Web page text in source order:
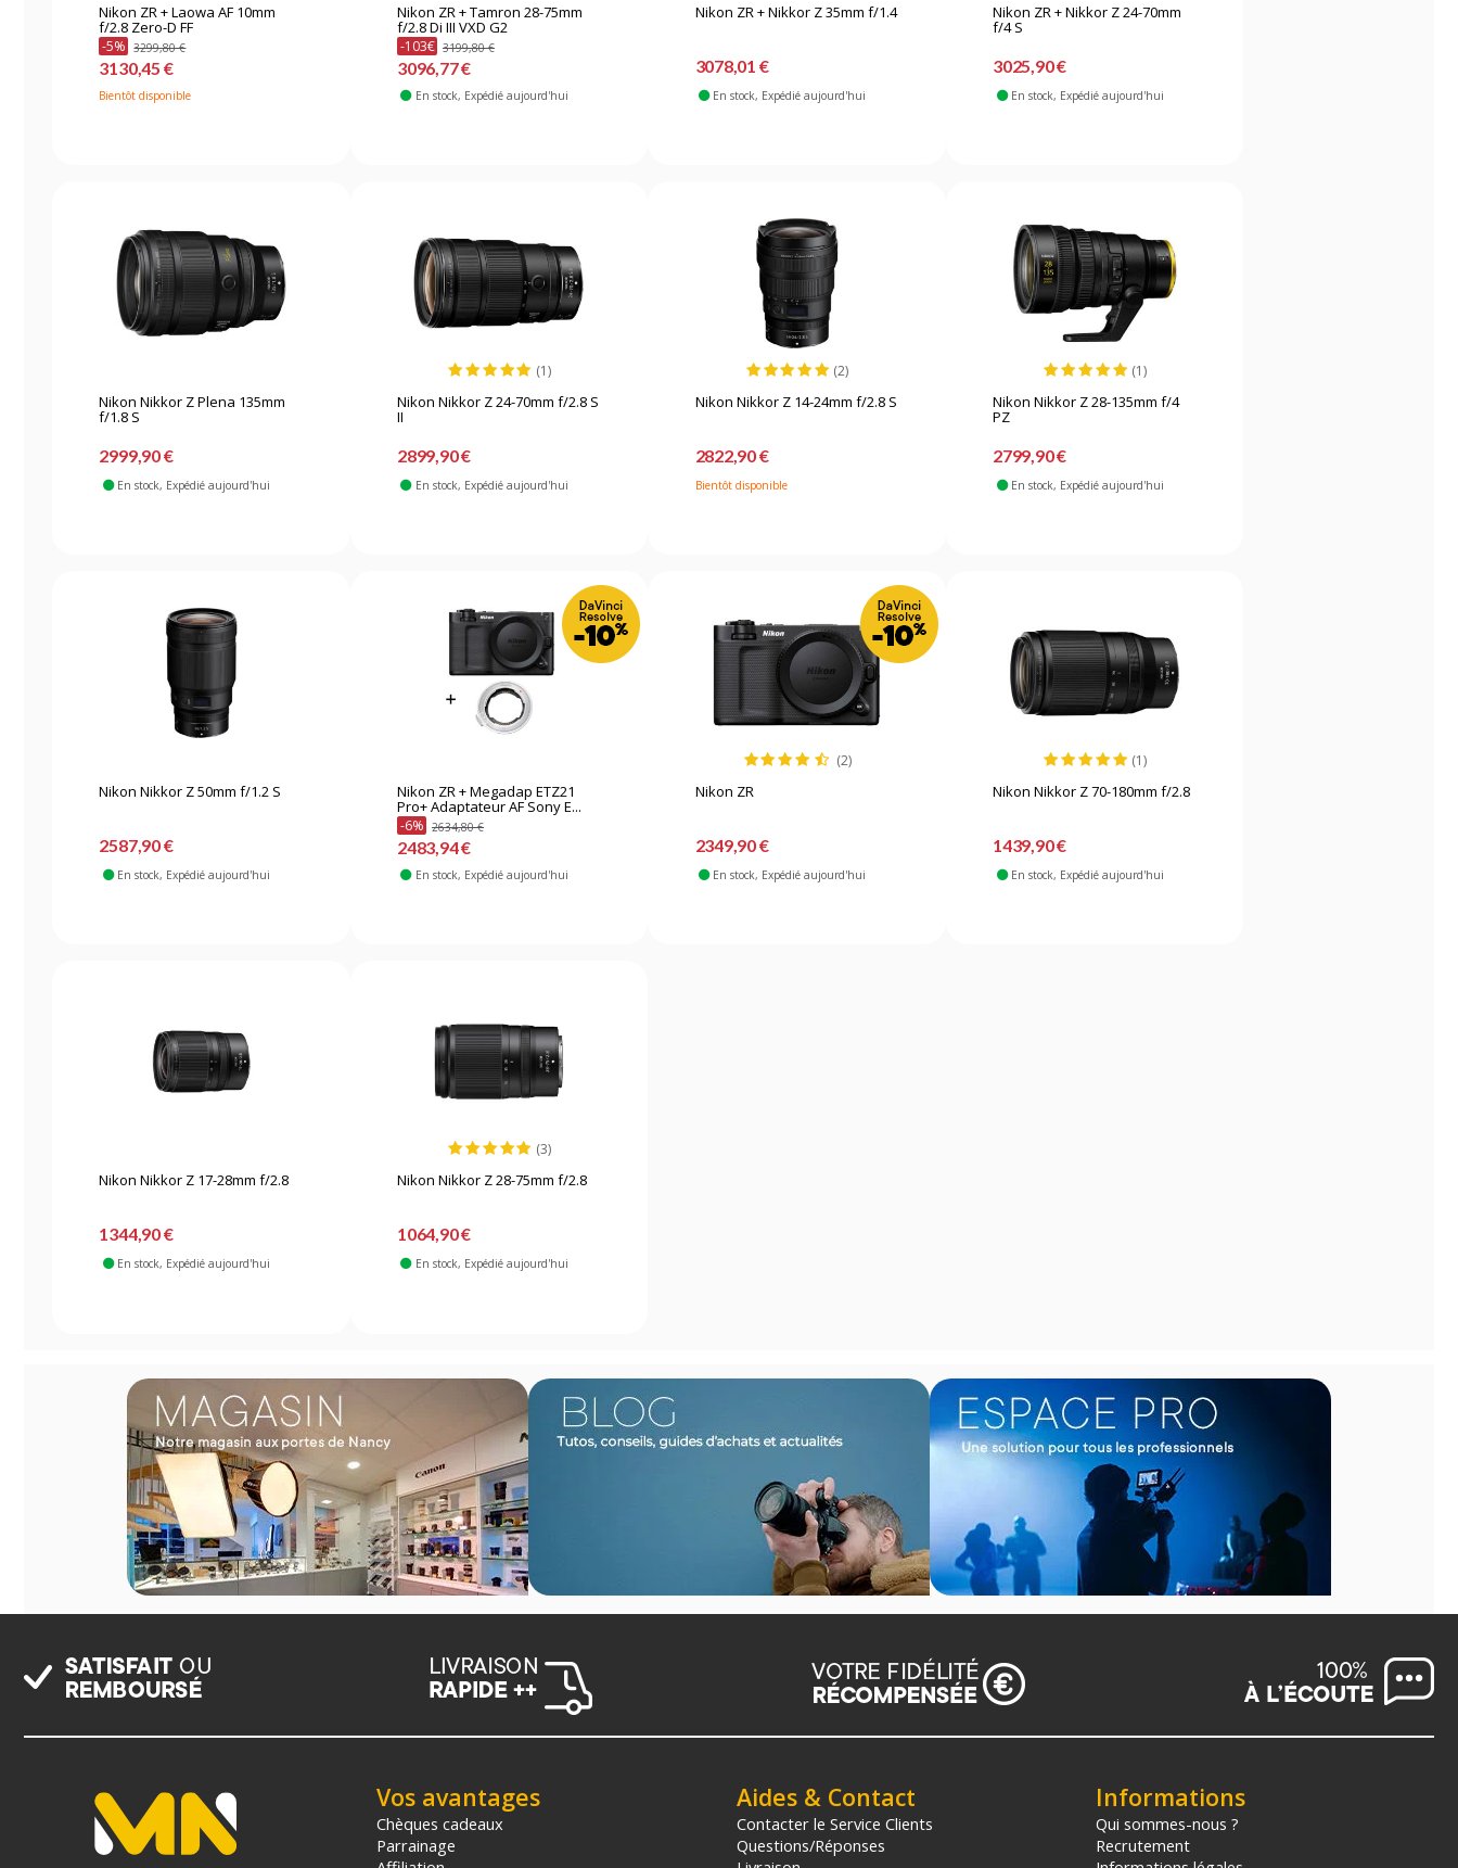
Nikon ZR + Laowa AF 10mm
f/2.8 Zero-D FF
-5% 3299,80 €
3130,45 €
Bientôt disponible
Nikon ZR + Tamron 28-75mm
f/2.8 Di III VXD G2
-103€ 3199,80 €
3096,77 €
En stock, Expédié aujourd'hui
Nikon ZR + Nikkor Z 35mm f/1.4
3078,01 €
En stock, Expédié aujourd'hui
Nikon ZR + Nikkor Z 24-70mm
f/4 S
3025,90 €
En stock, Expédié aujourd'hui
Nikon Nikkor Z Plena 135mm
f/1.8 S
2999,90 €
En stock, Expédié aujourd'hui
(1)
Nikon Nikkor Z 24-70mm f/2.8 S
II
2899,90 €
En stock, Expédié aujourd'hui
(2)
Nikon Nikkor Z 14-24mm f/2.8 S
2822,90 €
Bientôt disponible
(1)
Nikon Nikkor Z 28-135mm f/4
PZ
2799,90 €
En stock, Expédié aujourd'hui
Nikon Nikkor Z 50mm f/1.2 S
2587,90 €
En stock, Expédié aujourd'hui
Nikon ZR + Megadap ETZ21
Pro+ Adaptateur AF Sony E...
-6% 2634,80 €
2483,94 €
En stock, Expédié aujourd'hui
(2)
Nikon ZR
2349,90 €
En stock, Expédié aujourd'hui
(1)
Nikon Nikkor Z 70-180mm f/2.8
1439,90 €
En stock, Expédié aujourd'hui
Nikon Nikkor Z 17-28mm f/2.8
1344,90 €
En stock, Expédié aujourd'hui
(3)
Nikon Nikkor Z 28-75mm f/2.8
1064,90 €
En stock, Expédié aujourd'hui
Vos avantages
Chèques cadeaux
Parrainage
Aides & Contact
Contacter le Service Clients
Questions/Réponses
Informations
Qui sommes-nous ?
Recrutement